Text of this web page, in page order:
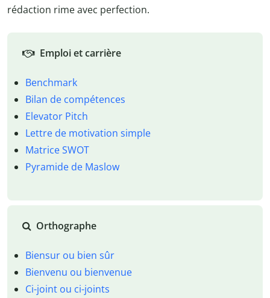
rédaction rime avec perfection.
Emploi et carrière
Benchmark
Bilan de compétences
Elevator Pitch
Lettre de motivation simple
Matrice SWOT
Pyramide de Maslow
Orthographe
Biensur ou bien sûr
Bienvenu ou bienvenue
Ci-joint ou ci-joints